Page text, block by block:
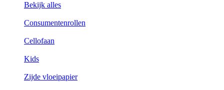
Bekijk alles
Consumentenrollen
Cellofaan
Kids
Zijde vloeipapier